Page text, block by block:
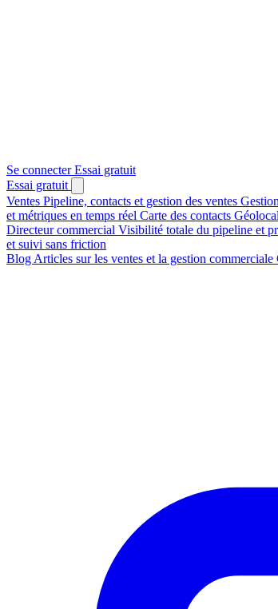
Se connecterEssai gratuit
Essai gratuit
Ventes Pipeline, contacts et gestion des ventes
et métriques en temps réel Carte des contacts
Directeur commercial Visibilité totale du pipeline et
et suivi sans friction
Blog Articles sur les ventes et la gestion commerciale